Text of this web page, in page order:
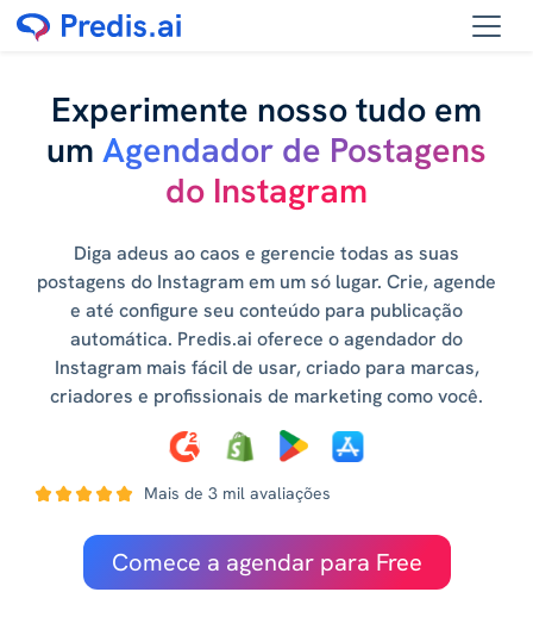
Experimente nosso tudo em
um Agendador de Postagens
do Instagram
Diga adeus ao caos e gerencie todas as suas
postagens do Instagram em um só lugar. Crie, agende
e até configure seu conteúdo para publicação
automática. Predis.ai oferece o agendador do
Instagram mais fácil de usar, criado para marcas,
criadores e profissionais de marketing como você.
Mais de 3 mil avaliações
Comece a agendar para Free